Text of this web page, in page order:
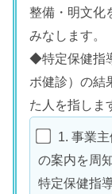
整備・明文化
みなします。
◆特定保健指
ボ健診）の結
た人を指しま
1. 事業
の案内を周
特定保健指